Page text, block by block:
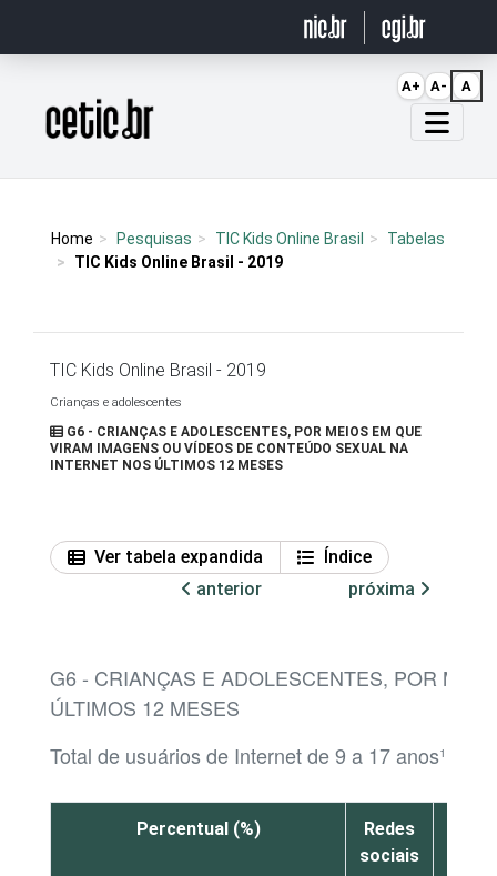
Página inicial
Home Pesquisas TIC Kids Online Brasil
Tabelas
TIC Kids Online Brasil - 2019
TIC Kids Online Brasil - 2019
Crianças e adolescentes
G6 - CRIANÇAS E ADOLESCENTES, POR MEIOS EM QUE
VIRAM IMAGENS OU VÍDEOS DE CONTEÚDO SEXUAL NA
INTERNET NOS ÚLTIMOS 12 MESES
Ver tabela expandida
Índice
anterior
próxima
G6 - CRIANÇAS E ADOLESCENTES, POR
ÚLTIMOS 12 MESES
Total de usuários de Internet de 9 a 17 anos¹
Percentual (%)
Redes
sociais
A+ A- A